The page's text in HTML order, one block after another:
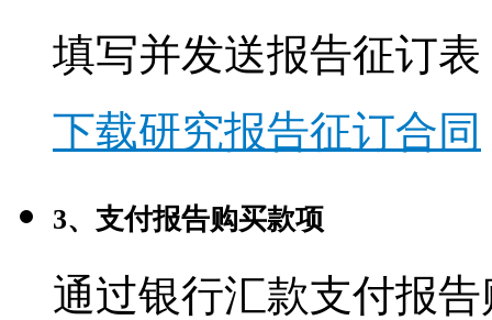
填写并发送报告征订表
下载研究报告征订合同
3、支付报告购买款项
通过银行汇款支付报